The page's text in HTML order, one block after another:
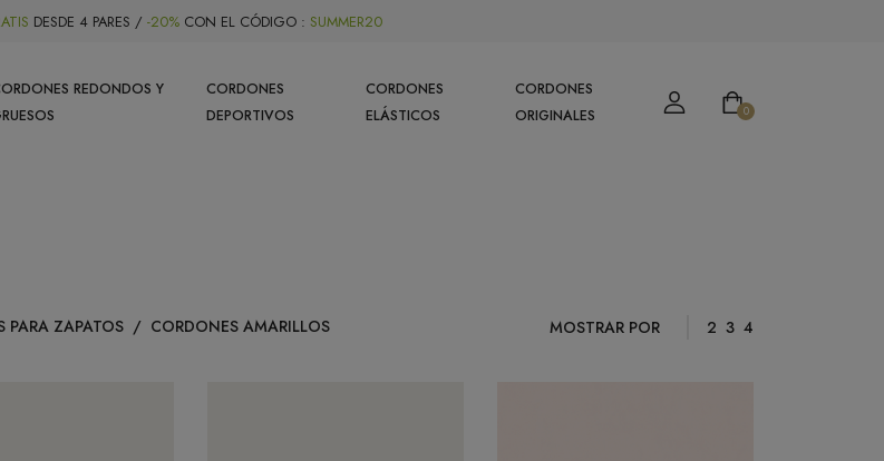
DESDE 4 PARES / -20% CON EL CÓDIGO : SUMMER20
REDONDOS Y
CORDONES
DEPORTIVOS
CORDONES
ELÁSTICOS
CORDONES
ORIGINALES
0
PARA ZAPATOS / CORDONES AMARILLOS MOSTRAR POR 2 3 4